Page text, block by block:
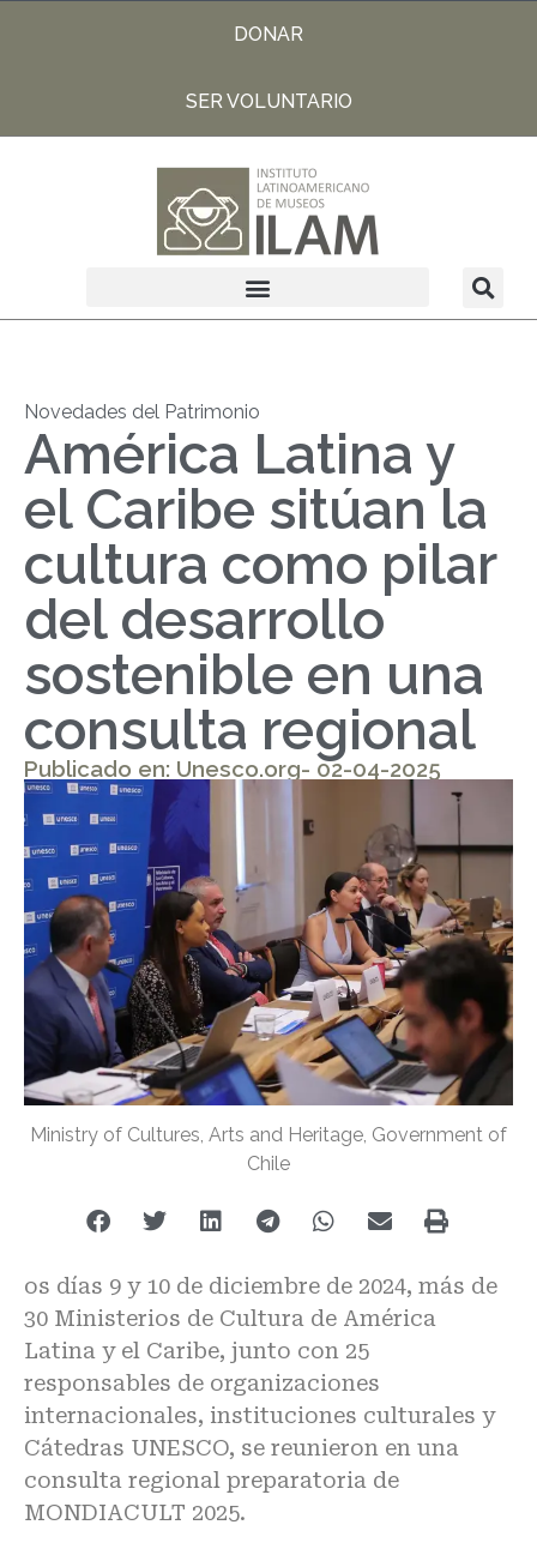
DONAR
SER VOLUNTARIO
Novedades del Patrimonio
América Latina y
el Caribe sitúan la
cultura como pilar
del desarrollo
sostenible en una
consulta regional
Publicado en: Unesco.org- 02-04-2025
Ministry of Cultures, Arts and Heritage, Government of
Chile
os días 9 y 10 de diciembre de 2024, más de
30 Ministerios de Cultura de América
Latina y el Caribe, junto con 25
responsables de organizaciones
internacionales, instituciones culturales y
Cátedras UNESCO, se reunieron en una
consulta regional preparatoria de
MONDIACULT 2025.